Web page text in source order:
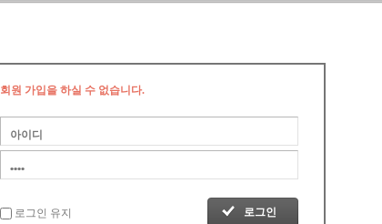
회원 가입을 하실 수 없습니다.
로그인 유지